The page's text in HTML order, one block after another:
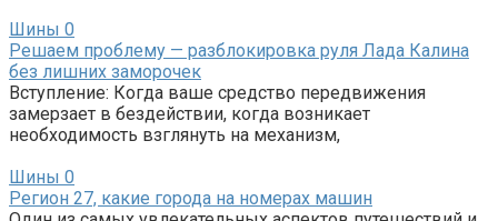
Шины 0
Решаем проблему — разблокировка руля Лада Калина
без лишних заморочек
Вступление: Когда ваше средство передвижения
замерзает в бездействии, когда возникает
необходимость взглянуть на механизм,
Шины 0
Регион 27, какие города на номерах машин